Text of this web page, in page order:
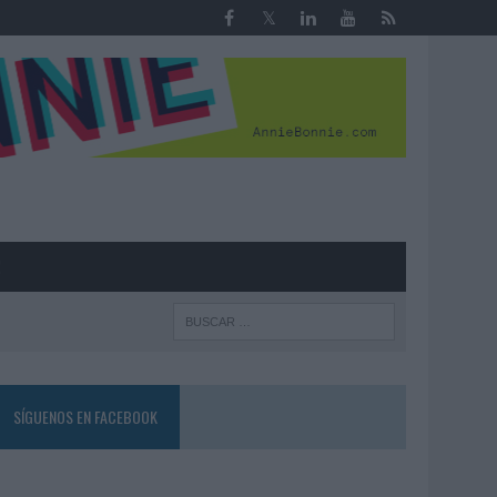
SÍGUENOS EN FACEBOOK